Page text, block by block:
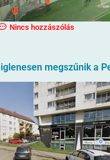
Nincs hozzászólás
megszűnik a